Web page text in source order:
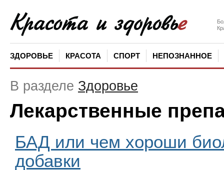
ЗДОРОВЬЕ КРАСОТА СПОРТ НЕПОЗНАННОЕ
В разделе Здоровье
Лекарственные
БАД или чем хороши
добавки